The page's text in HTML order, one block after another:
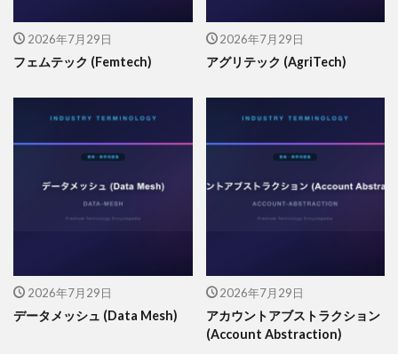
2026年7月29日
フェムテック (Femtech)
2026年7月29日
アグリテック (AgriTech)
2026年7月29日
データメッシュ (Data Mesh)
2026年7月29日
アカウントアブストラクション
(Account Abstraction)